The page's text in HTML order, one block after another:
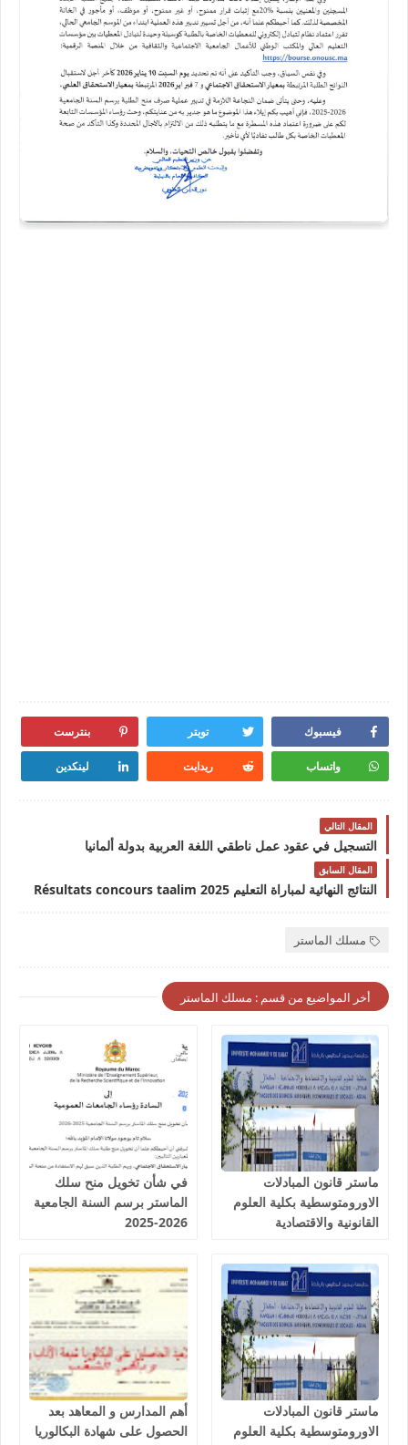
فيسبوك تويتر بنترست
واتساب ريدايت لينكدين
المقال التالي
التسجيل في عقود عمل ناطقي اللغة العربية بدولة ألمانيا
المقال السابق
النتائج النهائية لمباراة التعليم 2025 Résultats concours taalim
مسلك الماستر
أخر المواضيع من قسم : مسلك الماستر
ماستر قانون المبادلات
الاورومتوسطية بكلية العلوم
القانونية والاقتصادية
2026-2027
في شأن تخويل منح سلك
الماستر برسم السنة الجامعية
2026-2025
ماستر قانون المبادلات
الاورومتوسطية بكلية العلوم
أهم المدارس و المعاهد بعد
الحصول على شهادة البكالوريا